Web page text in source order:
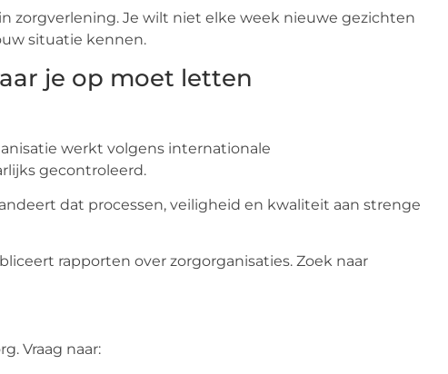
zorgverlening. Je wilt niet elke week nieuwe gezichten
situatie kennen.
je op moet letten
werkt volgens internationale
gecontroleerd.
dat processen, veiligheid en kwaliteit aan strenge
rapporten over zorgorganisaties. Zoek naar
Vraag naar: